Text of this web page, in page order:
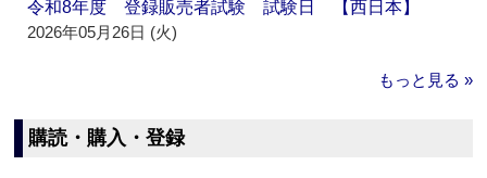
令和8年度 登録販売者試験 試験日 【西日本】
2026年05月26日 (火)
もっと見る »
購読・購入・登録